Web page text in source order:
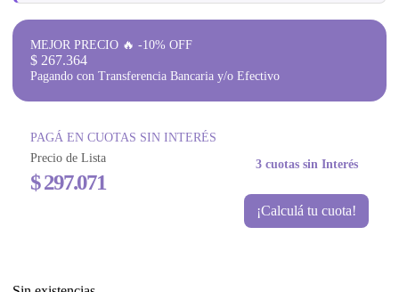
MEJOR PRECIO 🔥 -10% OFF
$ 267.364
Pagando con Transferencia Bancaria y/o Efectivo
PAGÁ EN CUOTAS SIN INTERÉS
Precio de Lista
$297.071
3 cuotas sin Interés
¡Calculá tu cuota!